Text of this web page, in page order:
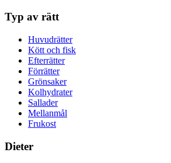
Typ av rätt
Huvudrätter
Kött och fisk
Efterrätter
Förrätter
Grönsaker
Kolhydrater
Sallader
Mellanmål
Frukost
Dieter